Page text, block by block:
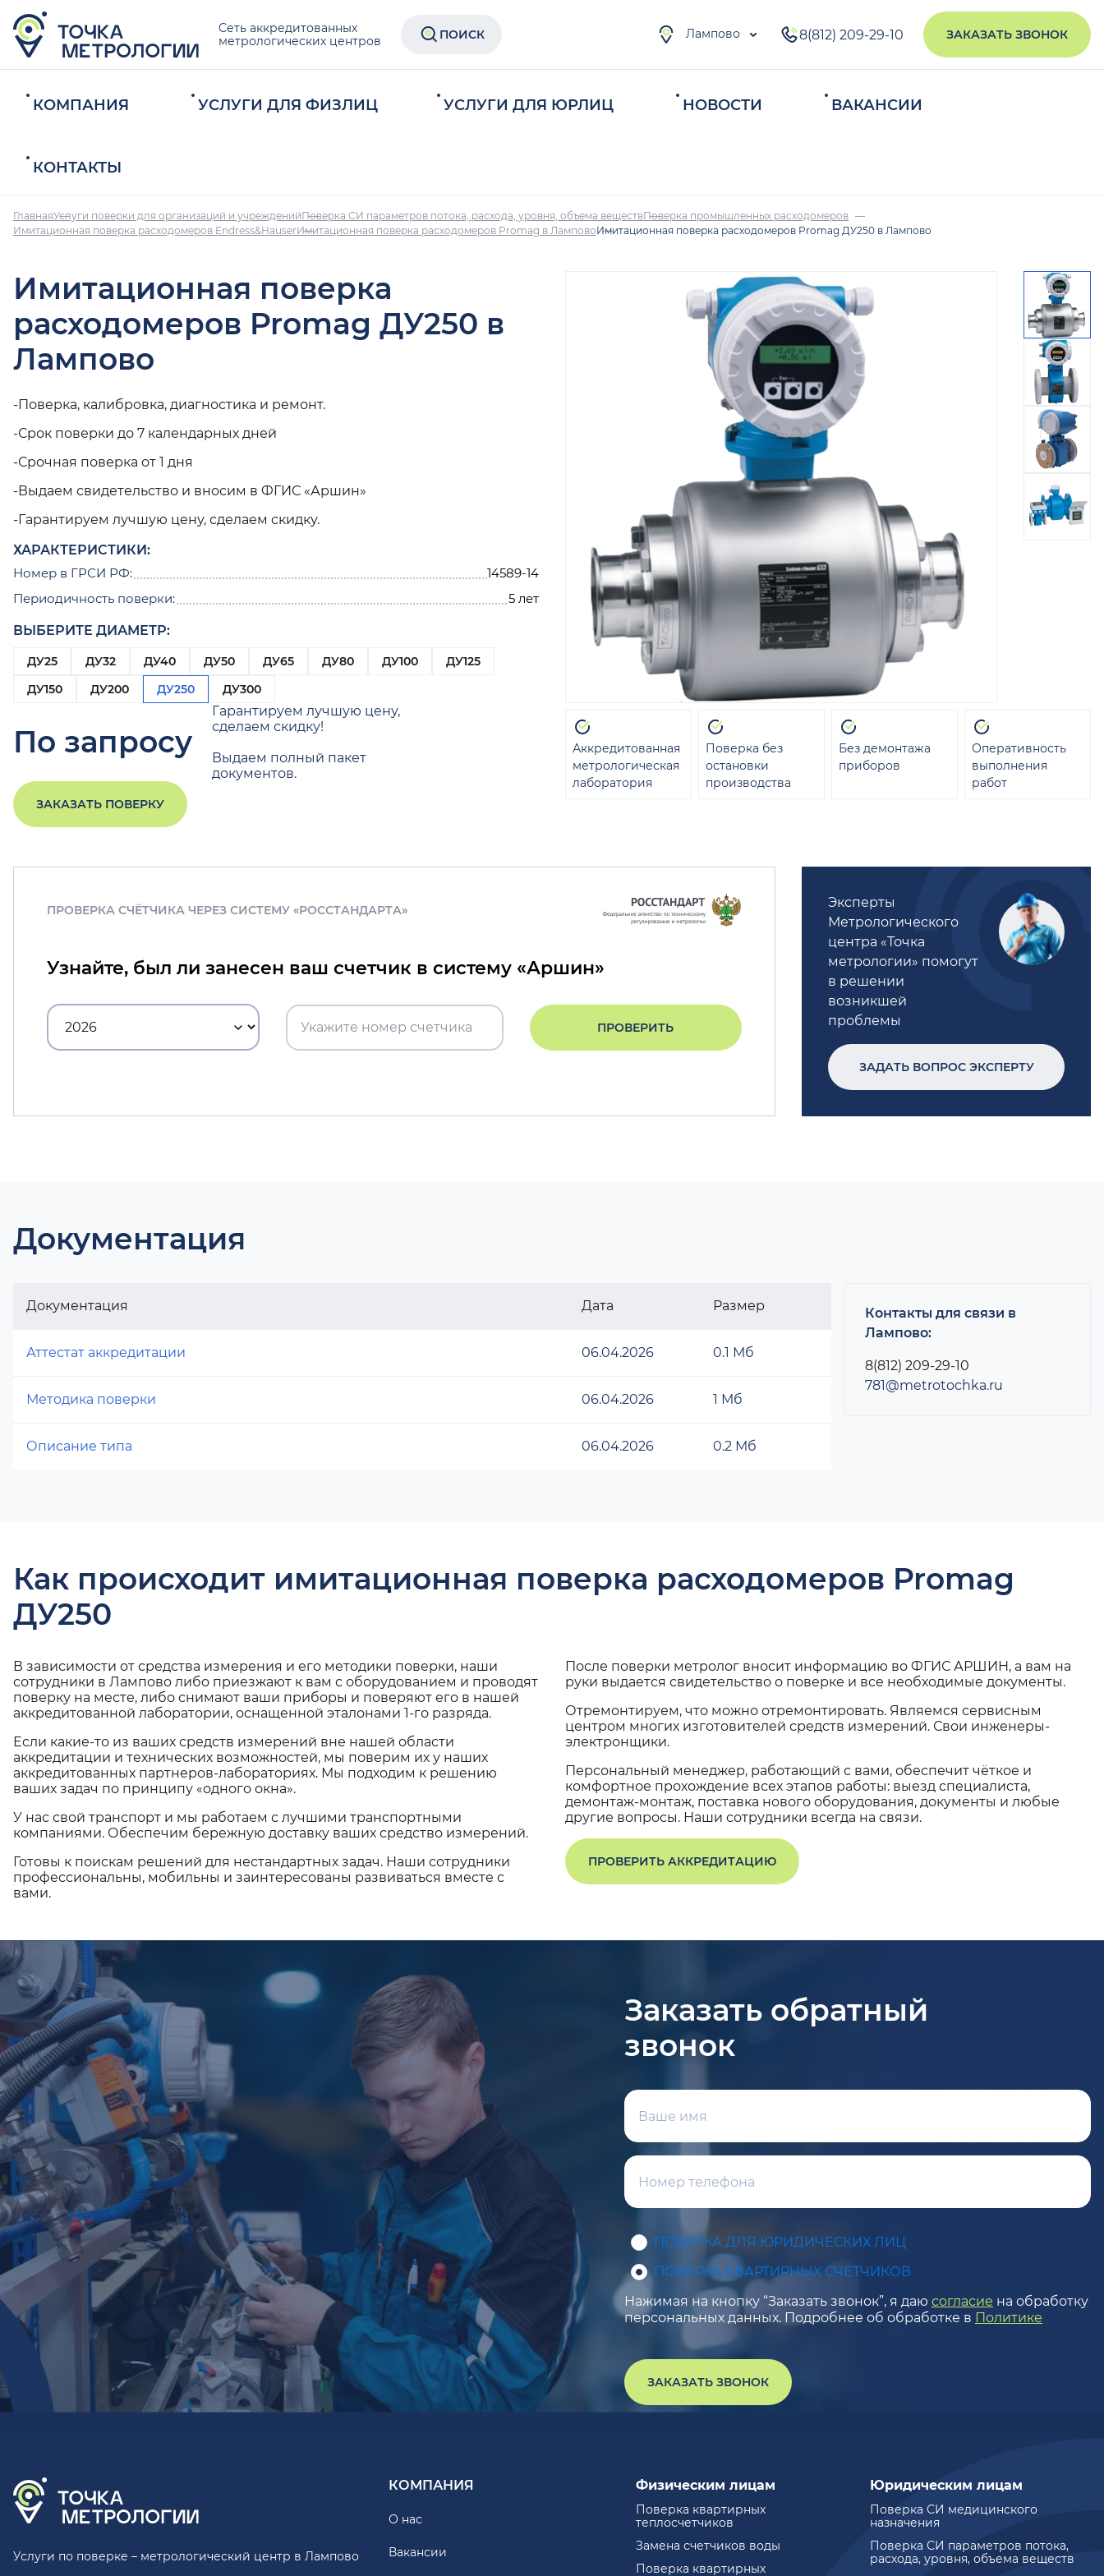
Сеть аккредитованных
метрологических центров
ПОИСК Лампово 8(812) 209-29-10 ЗАКАЗАТЬ ЗВОНОК
КОМПАНИЯ УСЛУГИ ДЛЯ ФИЗЛИЦ УСЛУГИ ДЛЯ ЮРЛИЦ НОВОСТИ ВАКАНСИИ
КОНТАКТЫ
ГлавнаяУслуги поверки для организаций и учрежденийПоверка СИ параметров потока, расхода, уровня, объема веществПоверка промышленных расходомеров
Имитационная поверка расходомеров Endress&HauserИмитационная поверка расходомеров Promag в ЛамповоИмитационная поверка расходомеров Promag ДУ250 в Лампово
Имитационная поверка
расходомеров Promag ДУ250 в
Лампово
-Поверка, калибровка, диагностика и ремонт.
-Срок поверки до 7 календарных дней
-Срочная поверка от 1 дня
-Выдаем свидетельство и вносим в ФГИС «Аршин»
-Гарантируем лучшую цену, сделаем скидку.
ХАРАКТЕРИСТИКИ:
Номер в ГРСИ РФ:
14589-14
Периодичность поверки:
5 лет
ВЫБЕРИТЕ ДИАМЕТР:
ДУ25 ДУ32 ДУ40 ДУ50 ДУ65 ДУ80 ДУ100
ДУ125
ДУ150
ДУ200 ДУ250 ДУ300
По запросу
Гарантируем лучшую цену,
сделаем скидку!
Выдаем полный пакет
документов.
ЗАКАЗАТЬ ПОВЕРКУ
Аккредитованная
метрологическая
лаборатория
Поверка без
остановки
производства
Без демонтажа
приборов
Оперативность
выполнения
работ
ПРОВЕРКА СЧЁТЧИКА ЧЕРЕЗ СИСТЕМУ «РОССТАНДАРТА»
Узнайте, был ли занесен ваш счетчик в систему «Аршин»
ПРОВЕРИТЬ
Эксперты
Метрологического
центра «Точка
метрологии» помогут
в решении
возникшей
проблемы
ЗАДАТЬ ВОПРОС ЭКСПЕРТУ
Документация
Документация Дата Размер
Аттестат аккредитации 06.04.2026 0.1 Мб
Методика поверки 06.04.2026 1 Мб
Описание типа 06.04.2026 0.2 Мб
Контакты для связи в
Лампово:
8(812) 209-29-10
781@metrotochka.ru
Как происходит имитационная поверка расходомеров Promag
ДУ250
В зависимости от средства измерения и его методики поверки, наши
сотрудники в Лампово либо приезжают к вам с оборудованием и проводят
поверку на месте, либо снимают ваши приборы и поверяют его в нашей
аккредитованной лаборатории, оснащенной эталонами 1-го разряда.
Если какие-то из ваших средств измерений вне нашей области
аккредитации и технических возможностей, мы поверим их у наших
аккредитованных партнеров-лабораториях. Мы подходим к решению
ваших задач по принципу «одного окна».
У нас свой транспорт и мы работаем с лучшими транспортными
компаниями. Обеспечим бережную доставку ваших средство измерений.
Готовы к поискам решений для нестандартных задач. Наши сотрудники
профессиональны, мобильны и заинтересованы развиваться вместе с
вами.
После поверки метролог вносит информацию во ФГИС АРШИН, а вам на
руки выдается свидетельство о поверке и все необходимые документы.
Отремонтируем, что можно отремонтировать. Являемся сервисным
центром многих изготовителей средств измерений. Свои инженеры-
электронщики.
Персональный менеджер, работающий с вами, обеспечит чёткое и
комфортное прохождение всех этапов работы: выезд специалиста,
демонтаж-монтаж, поставка нового оборудования, документы и любые
другие вопросы. Наши сотрудники всегда на связи.
ПРОВЕРИТЬ АККРЕДИТАЦИЮ
Заказать обратный
звонок
ПОВЕРКА ДЛЯ ЮРИДИЧЕСКИХ ЛИЦ
ПОВЕРКА КВАРТИРНЫХ СЧЕТЧИКОВ
Нажимая на кнопку “Заказать звонок”, я даю согласие на обработку
персональных данных. Подробнее об обработке в Политике
ЗАКАЗАТЬ ЗВОНОК
Услуги по поверке – метрологический центр в Лампово
КОМПАНИЯ
О нас
Вакансии
Физическим лицам
Поверка квартирных
теплосчетчиков
Замена счетчиков воды
Поверка квартирных
Юридическим лицам
Поверка СИ медицинского
назначения
Поверка СИ параметров потока,
расхода, уровня, объема веществ